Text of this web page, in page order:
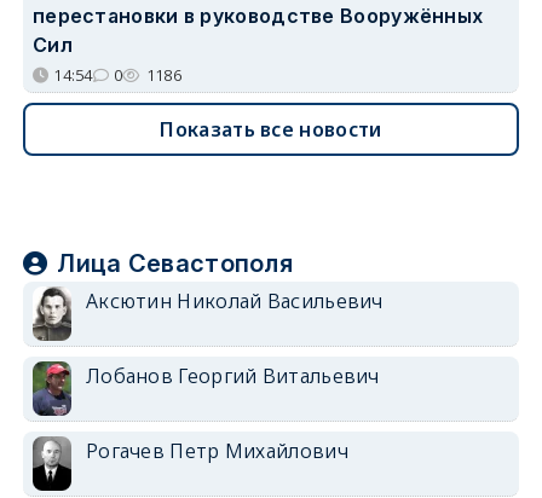
перестановки в руководстве Вооружённых
Сил
14:54 0 1186
Показать все новости
Лица Севастополя
Аксютин Николай Васильевич
Лобанов Георгий Витальевич
Рогачев Петр Михайлович